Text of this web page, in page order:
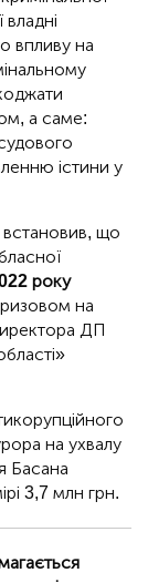
впливу на
а саме:
істини у
встановив, що
року
на
ДП
на ухвалу
Басана
3,7 млн грн.